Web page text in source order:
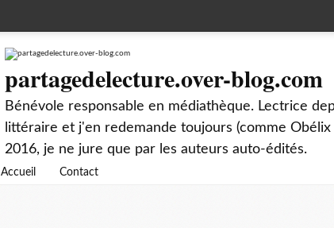
partagedelecture.over-blog.com
Bénévole responsable en médiathèque. Lectrice
littéraire et j'en redemande toujours (comme
2016, je ne jure que par les auteurs auto-édités.
Accueil Contact